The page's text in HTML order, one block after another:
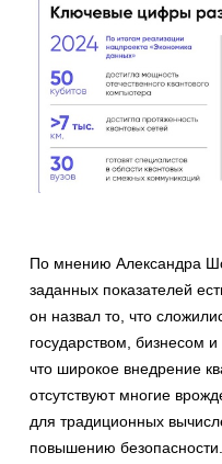
По мнению Александра
заданных показателей
он назвал то, что
государством, бизнесом
что широкое внедрение
отсутствуют многие
для традиционных
повышению